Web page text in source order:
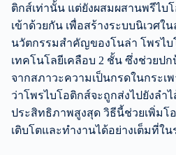
ติกส์เท่านั้น แต่ยังผสมผสานพรีไบ
เข้าด้วยกัน เพื่อสร้างระบบนิเวศใ
นวัตกรรมสำคัญของโนล่า โพรไบ
เทคโนโลยีเคลือบ 2 ชั้น ซึ่งช่วยป
จากสภาวะความเป็นกรดในกระเ
ว่าโพรไบโอติกส์จะถูกส่งไปยังลำ
ประสิทธิภาพสูงสุด วิธีนี้ช่วยเพิ่มโ
เติบโตและทำงานได้อย่างเต็มที่ใ